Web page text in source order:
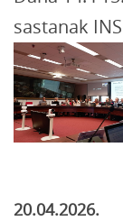
sastanak
20.04.2026.